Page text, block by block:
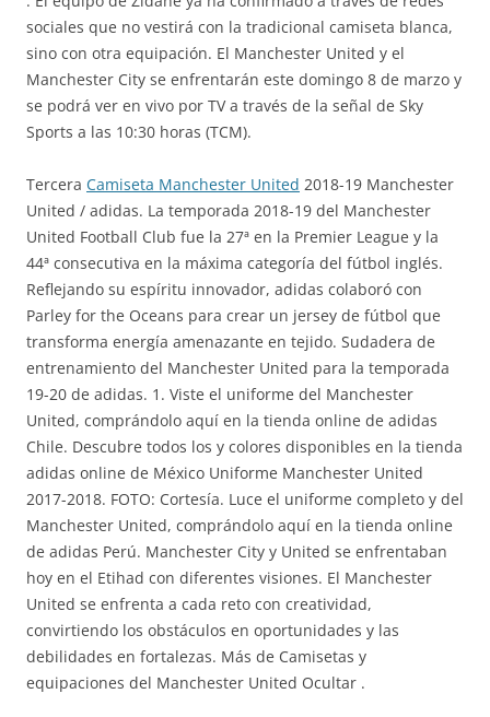
sociales que no vestirá con la tradicional camiseta blanca,
sino con otra equipación. El Manchester United y el
Manchester City se enfrentarán este domingo 8 de marzo y
se podrá ver en vivo por TV a través de la señal de Sky
Sports a las 10:30 horas (TCM).
Tercera Camiseta Manchester United 2018-19 Manchester
United / adidas. La temporada 2018-19 del Manchester
United Football Club fue la 27ª en la Premier League y la
44ª consecutiva en la máxima categoría del fútbol inglés.
Reflejando su espíritu innovador, adidas colaboró con
Parley for the Oceans para crear un jersey de fútbol que
transforma energía amenazante en tejido. Sudadera de
entrenamiento del Manchester United para la temporada
19-20 de adidas. 1. Viste el uniforme del Manchester
United, comprándolo aquí en la tienda online de adidas
Chile. Descubre todos los y colores disponibles en la tienda
adidas online de México Uniforme Manchester United
2017-2018. FOTO: Cortesía. Luce el uniforme completo y del
Manchester United, comprándolo aquí en la tienda online
de adidas Perú. Manchester City y United se enfrentaban
hoy en el Etihad con diferentes visiones. El Manchester
United se enfrenta a cada reto con creatividad,
convirtiendo los obstáculos en oportunidades y las
debilidades en fortalezas. Más de Camisetas y
equipaciones del Manchester United Ocultar .